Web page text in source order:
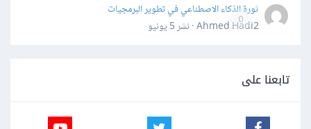
0
ثورة الذكاء الاصطناعي في تطوير البرمجيات
Ahmed Hadi2 · نشر
5 يونيو
تابعنا على